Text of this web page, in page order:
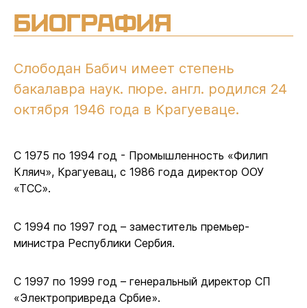
Биография
Слободан Бабич имеет степень
бакалавра наук. пюре. англ. родился 24
октября 1946 года в Крагуеваце.
С 1975 по 1994 год - Промышленность «Филип
Кляич», Крагуевац, с 1986 года директор ООУ
«ТСС».
С 1994 по 1997 год – заместитель премьер-
министра Республики Сербия.
С 1997 по 1999 год – генеральный директор СП
«Электропривреда Србие».